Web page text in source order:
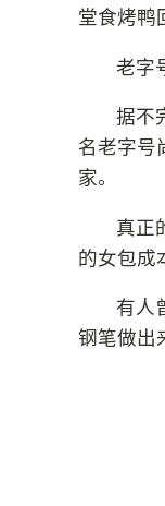
堂食烤鸭
老字
据不
名老字号
家。
真正
的女包成
有人
钢笔做出